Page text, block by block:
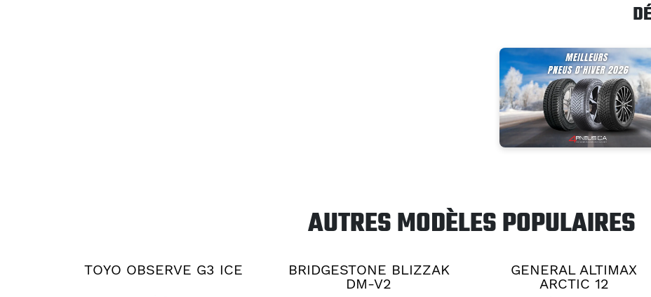
AUTRES MODÈLES POPULAIRES
TOYO OBSERVE G3 ICE
BRIDGESTONE BLIZZAK
DM-V2
GENERAL ALTIMAX
ARCTIC 12